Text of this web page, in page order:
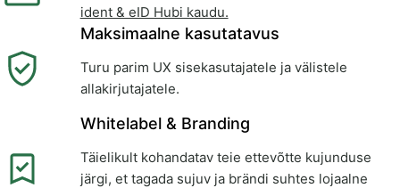
ident & eID Hubi kaudu.
Maksimaalne kasutatavus
Turu parim UX sisekasutajatele ja välistele
allakirjutajatele.
Whitelabel & Branding
Täielikult kohandatav teie ettevõtte kujunduse
järgi, et tagada sujuv ja brändi suhtes lojaalne